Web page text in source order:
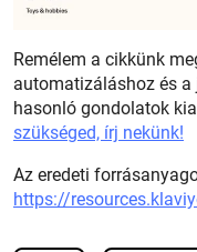
Remélem a cikkünk
automatizáláshoz és
hasonló gondolatok
szükséged, írj nekünk!
Az eredeti
https://